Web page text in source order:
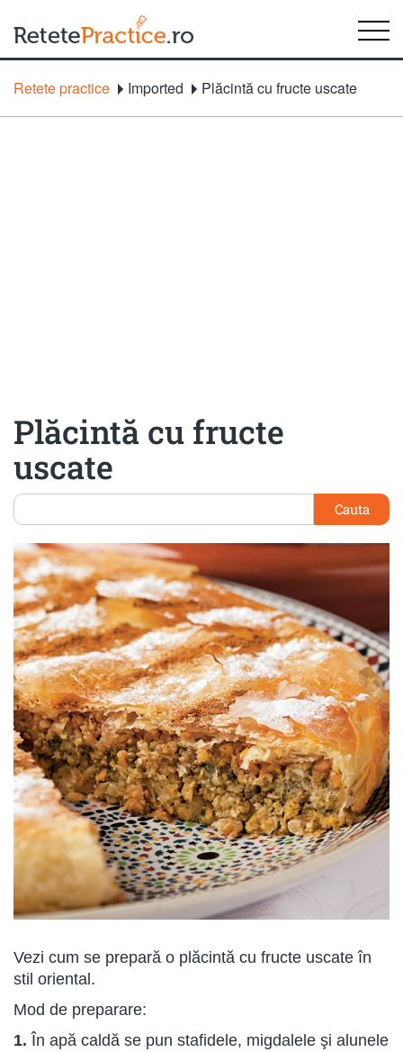
Retete practice Imported Plăcintă cu fructe uscate
Plăcintă cu fructe
uscate
Cauta
Vezi cum se prepară o plăcintă cu fructe uscate în
stil oriental.
Mod de preparare:
1. În apă caldă se pun stafidele, migdalele şi alunele